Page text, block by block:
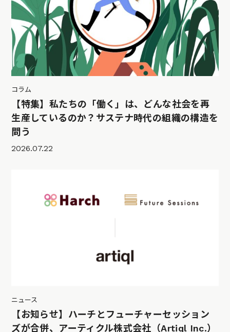
コラム
【特集】私たちの「働く」は、どんな社会を再
生産しているのか？サステナ時代の組織の構造を
問う
2026.07.22
ニュース
【お知らせ】ハーチとフューチャーセッション
ズが合併、アーティクル株式会社（Artiql Inc.）